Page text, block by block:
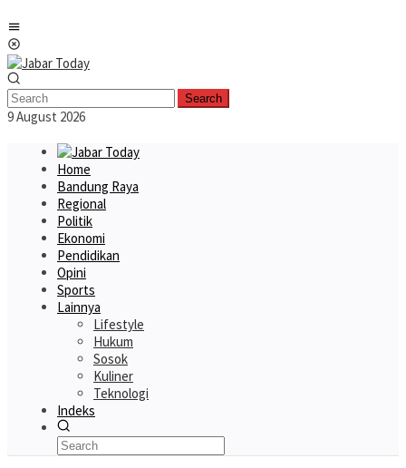
to
content
Search
9 August 2026
Home
Bandung Raya
Regional
Politik
Ekonomi
Pendidikan
Opini
Sports
Lainnya
Lifestyle
Hukum
Sosok
Kuliner
Teknologi
Indeks